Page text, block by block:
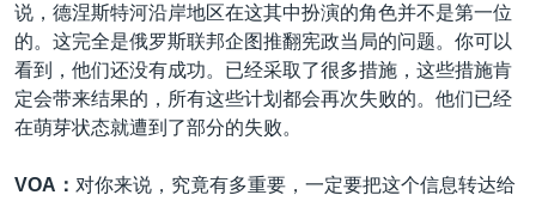
说，德涅斯特河沿岸地区在这其中扮演的角色并不是第一位
的。这完全是俄罗斯联邦企图推翻宪政当局的问题。你可以
看到，他们还没有成功。已经采取了很多措施，这些措施肯
定会带来结果的，所有这些计划都会再次失败的。他们已经
在萌芽状态就遭到了部分的失败。
VOA： 对你来说，究竟有多重要，一定要把这个信息转达给